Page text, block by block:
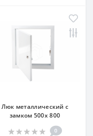
Люк металлический с
замком 500х 800
0